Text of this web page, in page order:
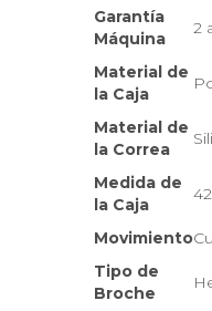
Garantía
Máquina
2
Material de
la Caja
Material de
la Correa
Medida de
la Caja
Movimiento
Tipo de
Broche